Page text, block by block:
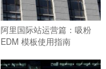
阿里国际站运营篇：吸粉
EDM 模板使用指南